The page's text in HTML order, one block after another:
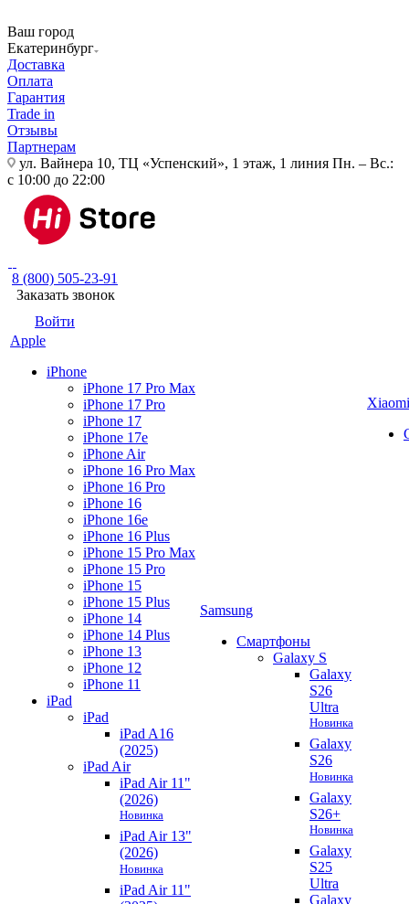
Ваш город
Екатеринбург
Доставка
Оплата
Гарантия
Trade in
Отзывы
Партнерам
ул. Вайнера 10, ТЦ «Успенский», 1 этаж, 1 линия Пн. – Вс.:
с 10:00 до 22:00
8 (800) 505-23-91
Заказать звонок
Войти
Apple
iPhone
iPhone 17 Pro Max
iPhone 17 Pro
iPhone 17
iPhone 17e
iPhone Air
iPhone 16 Pro Max
iPhone 16 Pro
iPhone 16
iPhone 16e
iPhone 16 Plus
iPhone 15 Pro Max
iPhone 15 Pro
iPhone 15
iPhone 15 Plus
iPhone 14
iPhone 14 Plus
iPhone 13
iPhone 12
iPhone 11
iPad
iPad
iPad A16
(2025)
iPad Air
iPad Air 11"
(2026)
Новинка
iPad Air 13"
(2026)
Новинка
iPad Air 11"
Samsung
Смартфоны
Galaxy S
Galaxy
S26
Ultra
Новинка
Galaxy
S26
Новинка
Galaxy
S26+
Новинка
Galaxy
S25
Ultra
Galaxy
Xiaomi